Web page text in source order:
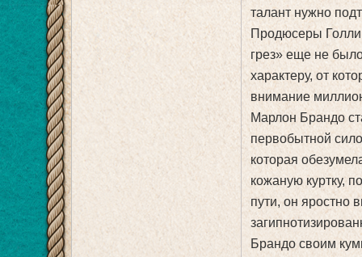
талант нужно
Продюсеры
грез» еще не
характеру, от
внимание
Марлон Брандо
первобытной
которая
кожаную куртку,
пути, он яростно
Брандо своим